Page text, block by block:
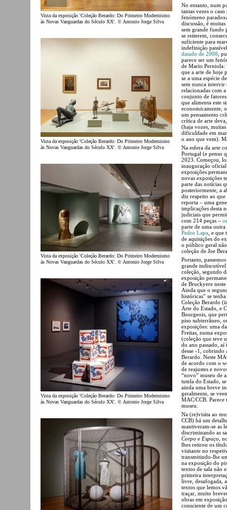
Vista da exposição 'Coleção Berardo: Do Primeiro Modernismo
às Novas Vanguardas do Século XX'. © Antonio Jorge Silva
Vista da exposição 'Coleção Berardo: Do Primeiro Modernismo
às Novas Vanguardas do Século XX'. © Antonio Jorge Silva
Vista da exposição 'Coleção Berardo: Do Primeiro Modernismo
às Novas Vanguardas do Século XX'. © Antonio Jorge Silva
Vista da exposição 'Coleção Berardo: Do Primeiro Modernismo
às Novas Vanguardas do Século XX'. © Antonio Jorge Silva
No entanto, num
tantas vezes o
fenómeno
discussão, é
sem grande fundo
se reiterem,
suficiente para
indefinição
datado de 2008 ,
parece ser um
de Mario Perniola:
que a arte de hoje
se a uma espécie
sem nunca intervir
relacionadas com
conjunto de
que alimenta este
economicamente,
um pensamento
crítica de arte
(haja vozes,
dificuldade em
o ano que vem).
Na esfera da arte
Portugal (e penso
2023. Começou,
inauguração
exposições
novas exposições
parte das notícias
posteriormente, a
diz respeito ao que
reporta – uma
implicações desta
judiciais que
com 214 peças –
parte de uma
Pedro Lapa , e
de aquisições do
o público geral não
coleção de Joe
Portanto,
grande indiscutível
coleção, segundo
exposição
de Bruckyere
Ainda que o
históricas” se
Coleção Berardo
Arte do Estado, e
Bourgeois, que
piso subterrâneo,
exposições: uma
Freitas, numa
(coleção que teve
do ano passado,
desse -1, cobrindo
Berardo. Neste
de acordo com o
de reajustes e
“novo” museu de
tutela do Estado,
ainda uma breve
geralmente, se
MAC/CCB. Parece
museu.
Na (re)visita ao
CCB) há um
mantiveram-se as
discriminando as
Corpo e Espaço ,
lhes retirou os
visitante no
transmitindo-lhe
na exposição do
textos de sala não
primeira
livre, desafogada,
textos que lemos
traçar, muito
obras em
consciente de um